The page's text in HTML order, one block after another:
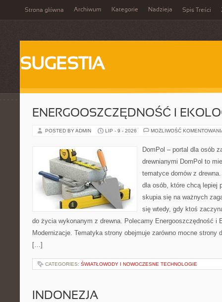
Strona główna Archiwum Kategorie Nadzieja Spis Treści
SUGESTIA
ENERGOOSZCZĘDNOŚĆ I
POSTED BY ADMIN LIP - 9 - 2026 MOŻLIWOŚĆ
DomPol – portal dla osób
drewnianymi DomPol to
tematyce domów z
dla osób, które chcą lepiej
skupia się na ważnych
się wtedy, gdy ktoś
do życia wykonanym z drewna. Polecamy Energooszczędność i
Modernizacje. Tematyka strony obejmuje zarówno mocne strony
[…]
CATEGORIES: ŚWIATŁOWODY I NOWOCZESNE TECHNOLOGIE
INDONEZJA